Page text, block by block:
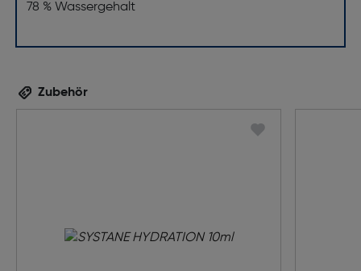
78 % Wassergehalt
Zubehör